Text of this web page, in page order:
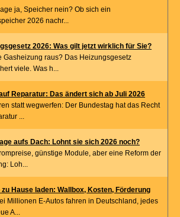
ja, Speicher nein? Ob sich ein
2026 nachr...
2026: Was gilt jetzt wirklich für Sie?
Gasheizung raus? Das Heizungsgesetz
viele. Was h...
Reparatur: Das ändert sich ab Juli 2026
statt wegwerfen: Der Bundestag hat das Recht
...
aufs Dach: Lohnt sie sich 2026 noch?
günstige Module, aber eine Reform der
Loh...
zu Hause laden: Wallbox, Kosten, Förderung
Millionen E-Autos fahren in Deutschland, jedes
A...